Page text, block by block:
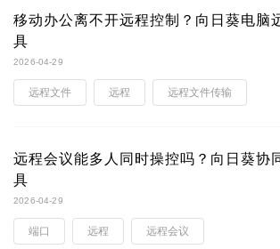
移动办公离不开远程控制？向日葵电脑
具
2026-04-29
远程文件 远程 远程文件传输
远程会议能多人同时操控吗？向日葵协
具
2026-04-29
端口 远程 远程会议